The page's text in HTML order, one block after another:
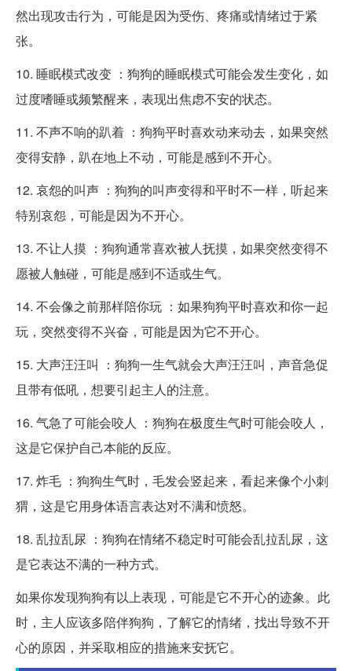
然出现攻击行为，可能是因为受伤、疼痛或情绪过于紧
张。
10. 睡眠模式改变 ：狗狗的睡眠模式可能会发生变化，如
过度嗜睡或频繁醒来，表现出焦虑不安的状态。
11. 不声不响的趴着 ：狗狗平时喜欢动来动去，如果突然
变得安静，趴在地上不动，可能是感到不开心。
12. 哀怨的叫声 ：狗狗的叫声变得和平时不一样，听起来
特别哀怨，可能是因为不开心。
13. 不让人摸 ：狗狗通常喜欢被人抚摸，如果突然变得不
愿被人触碰，可能是感到不适或生气。
14. 不会像之前那样陪你玩 ：如果狗狗平时喜欢和你一起
玩，突然变得不兴奋，可能是因为它不开心。
15. 大声汪汪叫 ：狗狗一生气就会大声汪汪叫，声音急促
且带有低吼，想要引起主人的注意。
16. 气急了可能会咬人 ：狗狗在极度生气时可能会咬人，
这是它保护自己本能的反应。
17. 炸毛 ：狗狗生气时，毛发会竖起来，看起来像个小刺
猬，这是它用身体语言表达对不满和愤怒。
18. 乱拉乱尿 ：狗狗在情绪不稳定时可能会乱拉乱尿，这
是它表达不满的一种方式。
如果你发现狗狗有以上表现，可能是它不开心的迹象。此
时，主人应该多陪伴狗狗，了解它的情绪，找出导致不开
心的原因，并采取相应的措施来安抚它。